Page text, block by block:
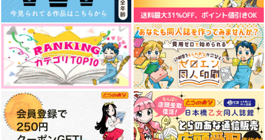
472 （税込）
ユーリ!!! on ICE
ヴィクトル×勝生勇利
サンプル
カート